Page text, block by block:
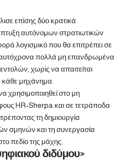
επίσης δύο κρατικά
αυτόνομων στρατιωτικών
λογισμικό που θα επιτρέπει σε
πολλά μη επανδρωμένα
χωρίς να απαιτείται
κάθε μηχάνημα.
χρησιμοποιηθεί στο μη
HR-Sherpa και σε τετράποδα
τη δημιουργία
σμηνών και τη συνεργασία
πεδίο της μάχης.
διδύμου»